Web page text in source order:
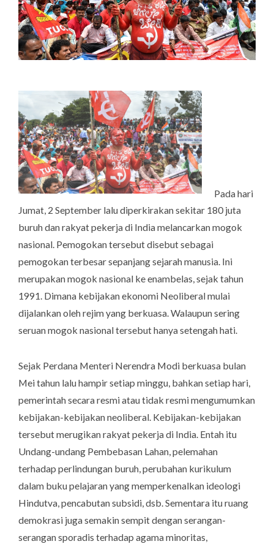
Pada hari
Jumat, 2 September lalu diperkirakan sekitar 180 juta
buruh dan rakyat pekerja di India melancarkan mogok
nasional. Pemogokan tersebut disebut sebagai
pemogokan terbesar sepanjang sejarah manusia. Ini
merupakan mogok nasional ke enambelas, sejak tahun
1991. Dimana kebijakan ekonomi Neoliberal mulai
dijalankan oleh rejim yang berkuasa. Walaupun sering
seruan mogok nasional tersebut hanya setengah hati.
Sejak Perdana Menteri Nerendra Modi berkuasa bulan
Mei tahun lalu hampir setiap minggu, bahkan setiap hari,
pemerintah secara resmi atau tidak resmi mengumumkan
kebijakan-kebijakan neoliberal. Kebijakan-kebijakan
tersebut merugikan rakyat pekerja di India. Entah itu
Undang-undang Pembebasan Lahan, pelemahan
terhadap perlindungan buruh, perubahan kurikulum
dalam buku pelajaran yang memperkenalkan ideologi
Hindutva, pencabutan subsidi, dsb. Sementara itu ruang
demokrasi juga semakin sempit dengan serangan-
serangan sporadis terhadap agama minoritas,